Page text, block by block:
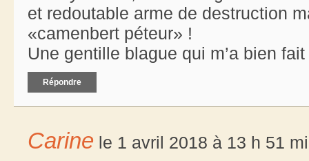
et redoutable arme de destruction
«camenbert péteur» !
Une gentille blague qui m’a bien
Répondre
Carine le 1 avril 2018 à 13 h 51